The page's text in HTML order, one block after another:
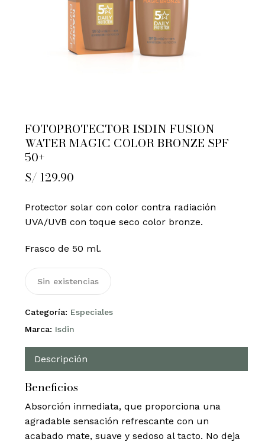
FOTOPROTECTOR ISDIN FUSION
WATER MAGIC COLOR BRONZE SPF
50+
S/ 129.90
Protector solar con color contra radiación
UVA/UVB con toque seco color bronze.
Frasco de 50 ml.
Sin existencias
Categoría: Especiales
Marca: Isdin
Descripción
Beneficios
Absorción inmediata, que proporciona una
agradable sensación refrescante con un
acabado mate, suave y sedoso al tacto. No deja